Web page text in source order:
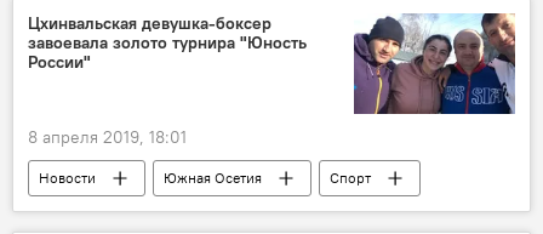
Цхинвальская девушка-боксер
завоевала золото турнира "Юность
России"
8 апреля 2019, 18:01
Новости Южная Осетия Спорт